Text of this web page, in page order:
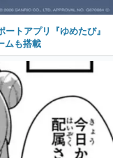
トアプリ『ゆめたび』
ムも搭載